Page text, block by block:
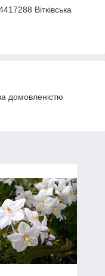
Вітківська
домовленістю